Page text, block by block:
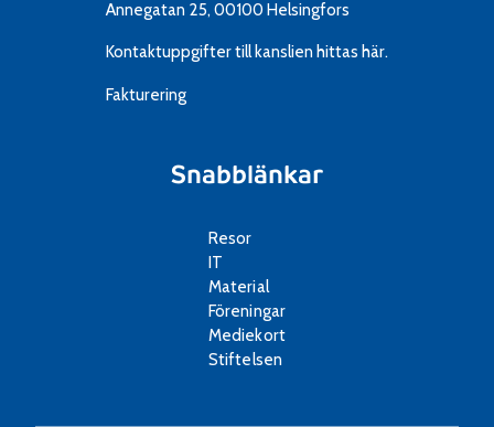
Annegatan 25, 00100 Helsingfors
Kontaktuppgifter till kanslien hittas här.
Fakturering
Snabblänkar
Resor
IT
Material
Föreningar
Mediekort
Stiftelsen